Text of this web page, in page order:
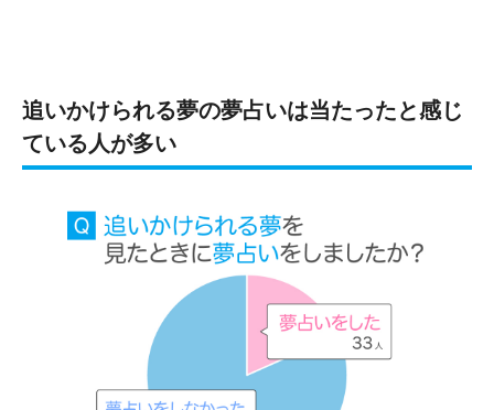
追いかけられる夢の夢占いは当たったと感じ
ている人が多い